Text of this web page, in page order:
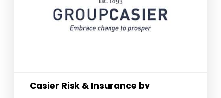
Casier Risk & Insurance bv